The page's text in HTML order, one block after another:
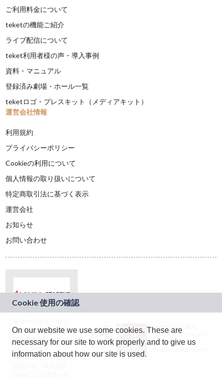
ご利用料金について
teketの機能ご紹介
ライブ配信について
teket利用者様の声・導入事例
資料・マニュアル
登録済み劇場・ホール一覧
teketロゴ・プレスキット（メディアキット）
運営会社情報
利用規約
プライバシーポリシー
Cookieの利用について
個人情報の取り扱いについて
特定商取引法に基づく表示
運営会社
お知らせ
お問い合わせ
ドコモグループの新
規事業創出プログラ
ム「docomo
STARTUP」を通じて
JASRAC許諾番号：
9024936001Y45037
JASRAC許諾番号：
On our website we use some cookies. These are
necessary for our site to work properly and to give us
information about how our site is used.